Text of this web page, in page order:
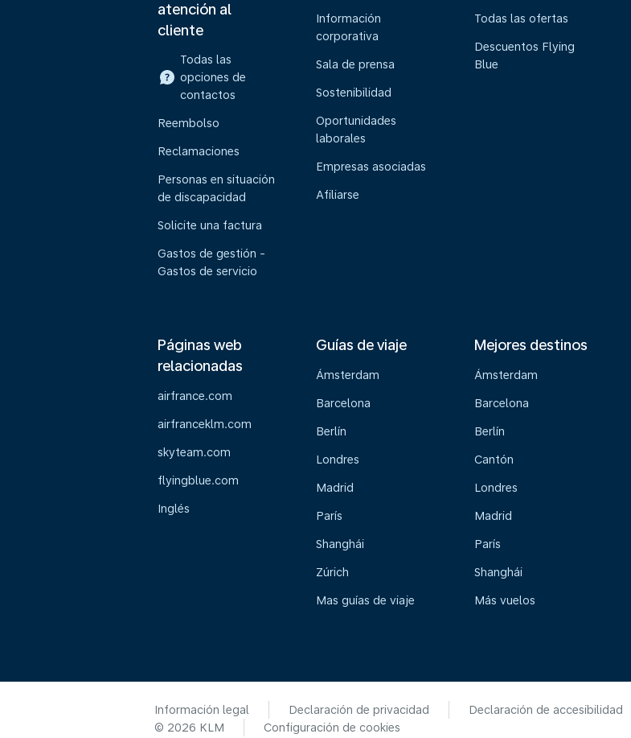
atención al
cliente
Todas las
opciones de
contactos
Reembolso
Reclamaciones
Personas en situación
de discapacidad
Solicite una factura
Gastos de gestión -
Gastos de servicio
Información
corporativa
Sala de prensa
Sostenibilidad
Oportunidades
laborales
Empresas asociadas
Afiliarse
Todas las ofertas
Descuentos Flying
Blue
Páginas web
relacionadas
airfrance.com
airfranceklm.com
skyteam.com
flyingblue.com
Inglés
Guías de viaje
Ámsterdam
Barcelona
Berlín
Londres
Madrid
París
Shanghái
Zúrich
Mas guías de viaje
Mejores destinos
Ámsterdam
Barcelona
Berlín
Cantón
Londres
Madrid
París
Shanghái
Más vuelos
Información legal Declaración de privacidad Declaración de accesibilidad
© 2026 KLM
Configuración de cookies